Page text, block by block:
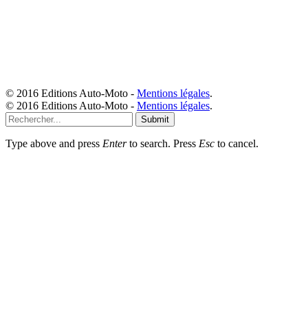
© 2016 Editions Auto-Moto - Mentions légales.
© 2016 Editions Auto-Moto - Mentions légales.
Submit
Type above and press Enterto search. Press Esc to cancel.